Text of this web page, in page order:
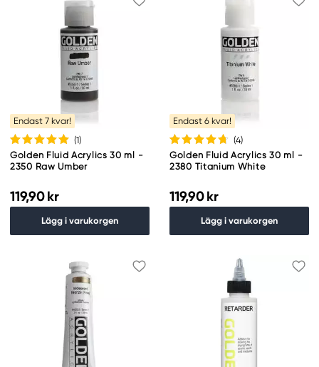
Endast 7 kvar!
(1)
Golden Fluid Acrylics 30 ml -
2350 Raw Umber
119,90 kr
Lägg i varukorgen
Endast 6 kvar!
(4)
Golden Fluid Acrylics 30 ml -
2380 Titanium White
119,90 kr
Lägg i varukorgen